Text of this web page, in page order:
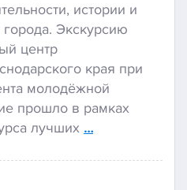
истории и
Экскурсию
центр
края при
молодёжной
прошло в рамках
лучших …